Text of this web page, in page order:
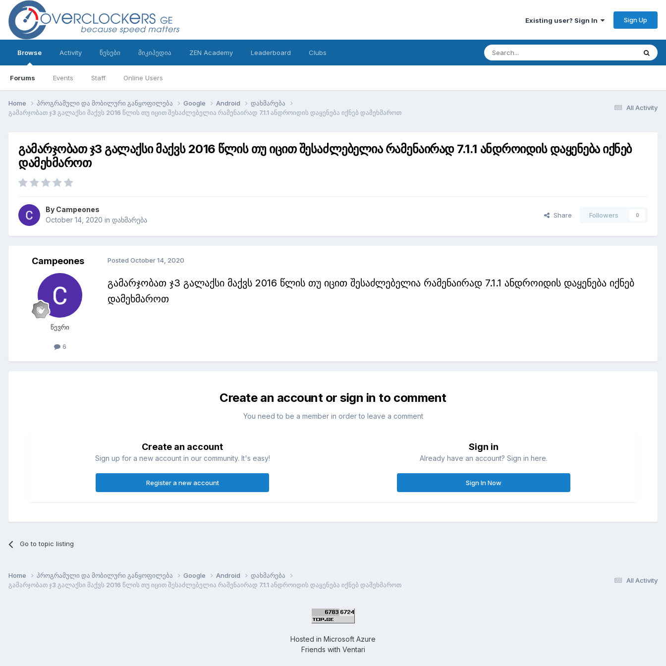
Existing user? Sign In Sign Up
Browse
Forums Events Staff Online Users
Activity წესები მიკიპედია ZEN Academy Leaderboard Clubs
All Activity
Home პროგრამული და მობილური განყოფილება Google Android
დახმარება
გამარჯობათ ჯ3 გალაქსი მაქვს 2016 წლის თუ იცით შესაძლებელია რამენაირად 7.1.1 ანდროიდის დაყენება იქნებ დამეხმაროთ
გამარჯობათ ჯ3 გალაქსი მაქვს 2016 წლის თუ იცით შესაძლებელია რამენაირად 7.1.1 ანდროიდის დაყენება იქნებ
დამეხმაროთ
By Campeones
October 14, 2020 in დახმარება
Share Followers 0
Campeones
წევრი
6
Posted October 14, 2020
გამარჯობათ ჯ3 გალაქსი მაქვს 2016 წლის თუ იცით შესაძლებელია რამენაირად 7.1.1 ანდროიდის დაყენება იქნებ
დამეხმაროთ
Create an account or sign in to comment
You need to be a member in order to leave a comment
Create an account
Sign up for a new account in our community. It's easy!
Register a new account
Sign in
Already have an account? Sign in here.
Sign In Now
Go to topic listing
All Activity
Home პროგრამული და მობილური განყოფილება Google Android
დახმარება
გამარჯობათ ჯ3 გალაქსი მაქვს 2016 წლის თუ იცით შესაძლებელია რამენაირად 7.1.1 ანდროიდის დაყენება იქნებ დამეხმაროთ
Hosted in Microsoft Azure
Friends with Ventari